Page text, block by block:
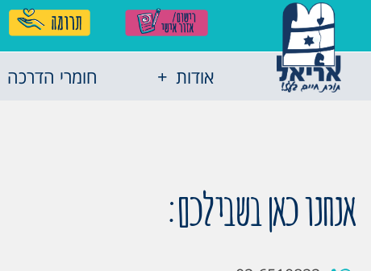
אודות חומרי הדרכה
אנחנו כאן בשבילכם: